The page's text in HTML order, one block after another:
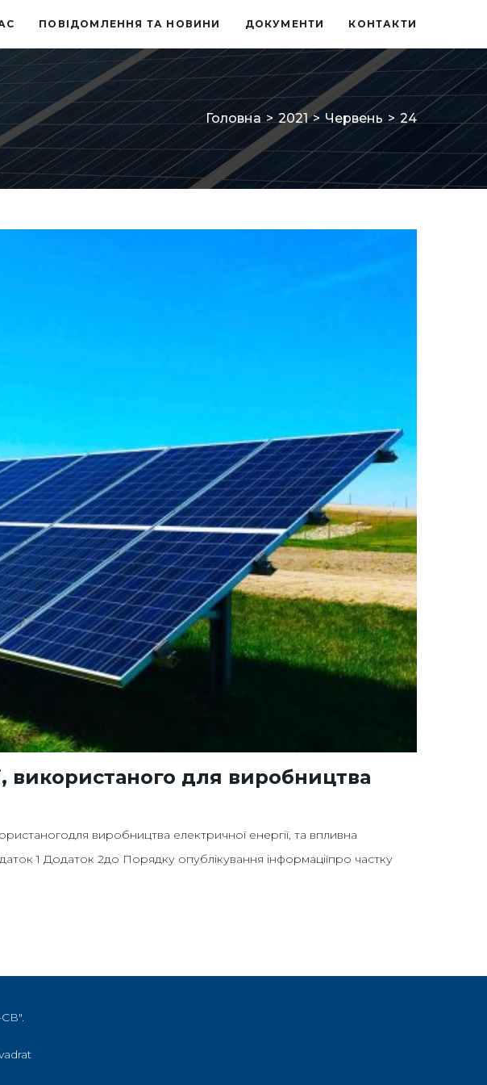
ПОВІДОМЛЕННЯ ТА НОВИНИ ДОКУМЕНТИ КОНТАКТИ
Головна > 2021 > Червень > 24
використаного для виробництва
виробництва електричної енергії, та впливна
1 Додаток 2до Порядку опублікування інформаціїпро частку